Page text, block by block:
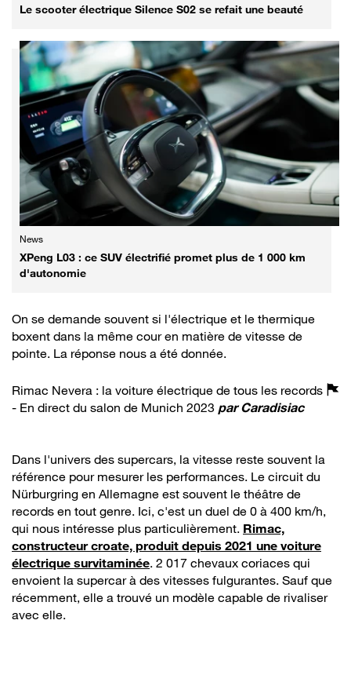
Le scooter électrique Silence S02 se refait une beauté
News
XPeng L03 : ce SUV électrifié promet plus de 1 000 km
d'autonomie
On se demande souvent si l'électrique et le thermique
boxent dans la même cour en matière de vitesse de
pointe. La réponse nous a été donnée.
Rimac Nevera : la voiture électrique de tous les records
- En direct du salon de Munich 2023 parCaradisiac
Dans l'univers des supercars, la vitesse reste souvent la
référence pour mesurer les performances. Le circuit du
Nürburgring en Allemagne est souvent le théâtre de
records en tout genre. Ici, c'est un duel de 0 à 400 km/h,
qui nous intéresse plus particulièrement. Rimac,
constructeur croate, produit depuis 2021 une voiture
électrique survitaminée. 2 017 chevaux coriaces qui
envoient la supercar à des vitesses fulgurantes. Sauf que
récemment, elle a trouvé un modèle capable de rivaliser
avec elle.